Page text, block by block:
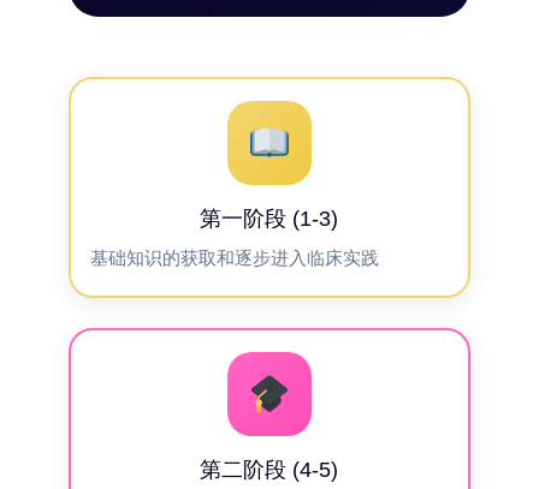
第一阶段 (1-3)
基础知识的获取和逐步进入临床实践
第二阶段 (4-5)